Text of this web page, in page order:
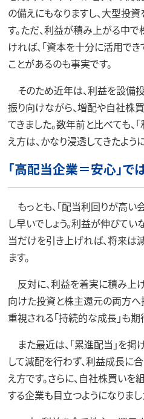
の備えにもなりますし、大型投
す。ただ、利益が積み上がる中
ければ、「資本を十分に活用で
ことがあるのも事実です。
そのため近年は、利益を設備
振り向けながら、増配や自社株
てきました。数年前と比べても、
え方は、かなり浸透してきたよう
「高配当企業＝安心」で
もっとも、「配当利回りが高い
し早いでしょう。利益が伸びて
当だけを引き上げれば、将来は
ます。
反対に、利益を着実に積み上
向けた投資と株主還元の両方へ
重視される「持続的な成長」も期
また最近は、「累進配当」を掲
して減配を行わず、利益成長に
え方です。さらに、自社株買い
する企業も目立つようになりまし